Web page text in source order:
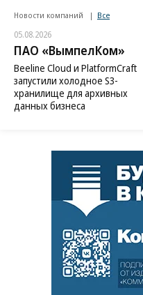
Новости компаний Все
05.08.2026
ПАО «ВымпелКом»
Beeline Cloud и PlatformCraft
запустили холодное S3-
хранилище для архивных
данных бизнеса